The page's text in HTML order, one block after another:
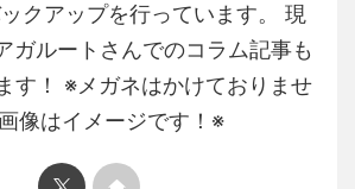
クアップを行っています。 現
ガルートさんでのコラム記事も
す！ ※メガネはかけておりませ
像はイメージです！※